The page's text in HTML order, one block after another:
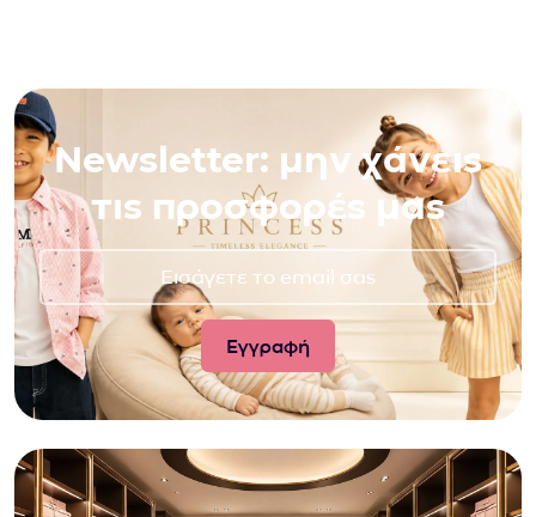
Newsletter: μην χάνεις
τις προσφορές μας